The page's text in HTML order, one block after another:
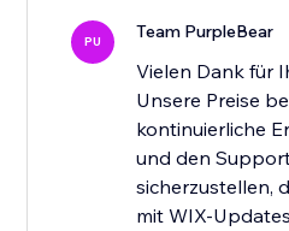
PU Team PurpleBear
Vielen Dank für
Unsere Preise
kontinuierliche
und den
sicherzustellen,
mit WIX-